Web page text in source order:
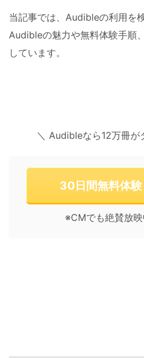
当記事では、Audibleの利用を
Audibleの魅力や無料体験手順
しています。
＼ Audibleなら12万冊が
30日間無料体
※CMでも絶賛放映